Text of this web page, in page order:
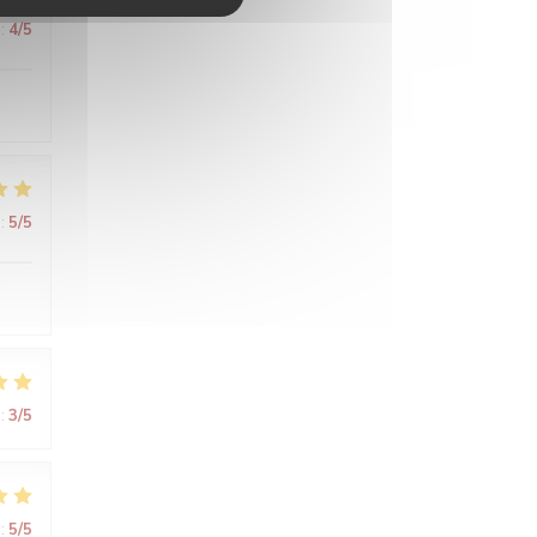
4/5
: 5/5
: 3/5
: 5/5